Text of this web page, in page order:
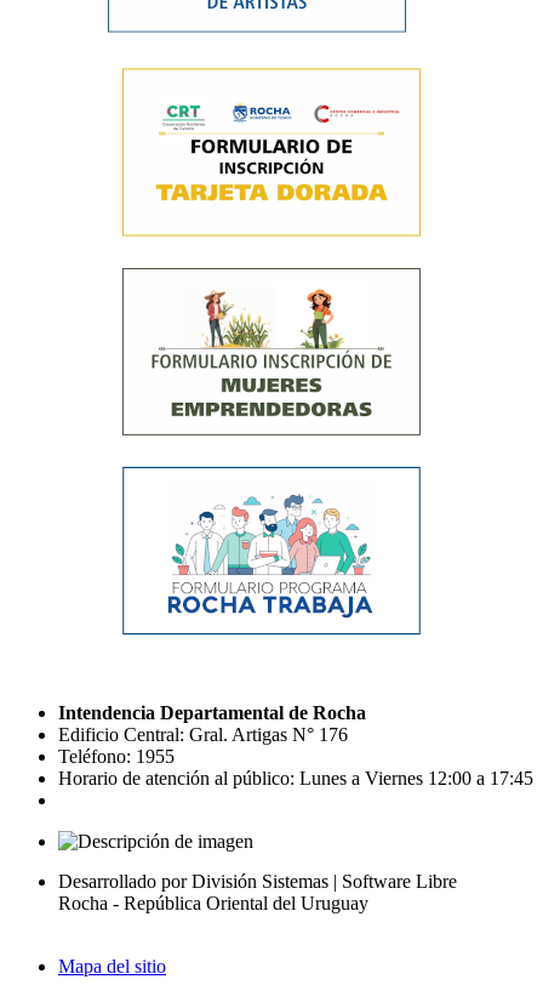
Intendencia Departamental de Rocha
Edificio Central: Gral. Artigas N° 176
Teléfono: 1955
Horario de atención al público: Lunes a Viernes 12:00 a 17:45
Desarrollado por División Sistemas | Software Libre
Rocha - República Oriental del Uruguay
Mapa del sitio